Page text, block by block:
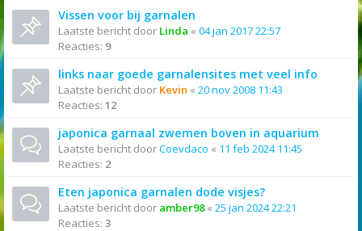
Vissen voor bij garnalen
Laatste bericht door Linda « 04 jan 2017 22:57
Reacties: 9
links naar goede garnalensites met veel info
Laatste bericht door Kevin « 20 nov 2008 11:43
Reacties: 12
japonica garnaal zwemen boven in aquarium
Laatste bericht doorCoevdaco « 11 feb 2024 11:45
Reacties: 2
Eten japonica garnalen dode visjes?
Laatste bericht door amber98« 25 jan 2024 22:21
Reacties: 3